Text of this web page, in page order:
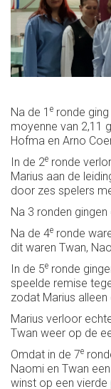
Na de 1 e ronde
moyenne van 2,11
Hofma en Arno
In de 2e ronde
Marius aan de
door zes spelers
Na 3 ronden
Na de 4e ronde
dit waren Twan,
In de 5e ronde
speelde remise
zodat Marius
Marius verloor
Twan weer op de
Omdat in de 7e
Naomi en Twan
winst op een vierde